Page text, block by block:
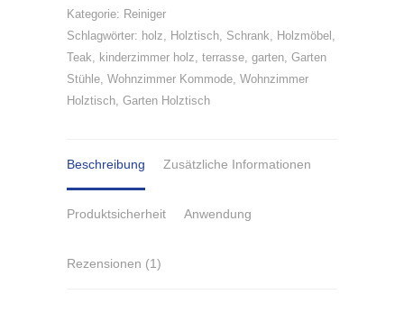
Kategorie: Reiniger
Schlagwörter: holz, Holztisch, Schrank, Holzmöbel ,
Teak, kinderzimmer holz, terrasse, garten, Garten
Stühle, Wohnzimmer Kommode, Wohnzimmer
Holztisch, Garten Holztisch
Beschreibung Zusätzliche Informationen
Produktsicherheit Anwendung
Rezensionen (1)